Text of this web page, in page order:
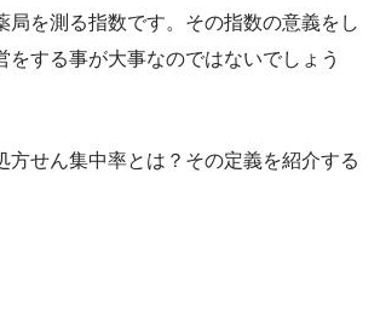
局を測る指数です。その指数の意義をし
をする事が大事なのではないでしょう
方せん集中率とは？その定義を紹介する